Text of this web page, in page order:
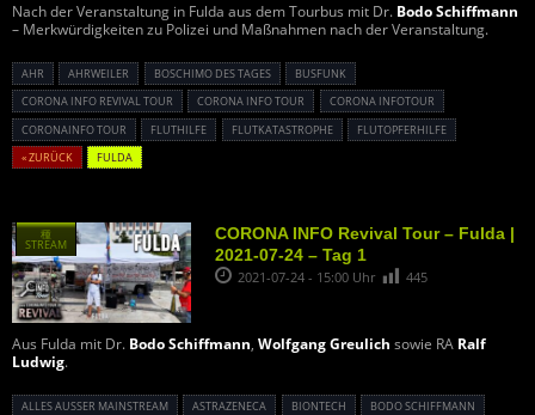
Nach der Veranstaltung in Fulda aus dem Tourbus mit Dr. Bodo Schiffmann
– Merkwürdigkeiten zu Polizei und Maßnahmen nach der Veranstaltung.
AHR AHRWEILER BOSCHIMO DES TAGES
BUSFUNK
CORONA INFO REVIVAL TOUR
CORONA INFO TOUR
CORONA INFOTOUR
CORONAINFO TOUR
FLUTHILFE FLUTKATASTROPHE
FLUTOPFERHILFE
« ZURÜCK
FULDA
CORONA INFO Revival Tour – Fulda |
2021-07-24 – Tag 1
2021-07-24 - 15:00 Uhr 445
Aus Fulda mit Dr. Bodo Schiffmann, Wolfgang Greulich sowie RA Ralf
Ludwig.
ALLES AUSSER MAINSTREAM ASTRAZENECA BIONTECH
BODO SCHIFFMANN
種
STREAM